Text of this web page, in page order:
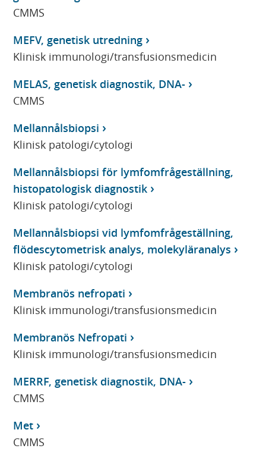
CMMS
MEFV, genetisk utredning
Klinisk immunologi/transfusionsmedicin
MELAS, genetisk diagnostik, DNA-
CMMS
Mellannålsbiopsi
Klinisk patologi/cytologi
Mellannålsbiopsi för lymfomfrågeställning,
histopatologisk diagnostik
Klinisk patologi/cytologi
Mellannålsbiopsi vid lymfomfrågeställning,
flödescytometrisk analys, molekyläranalys
Klinisk patologi/cytologi
Membranös nefropati
Klinisk immunologi/transfusionsmedicin
Membranös Nefropati
Klinisk immunologi/transfusionsmedicin
MERRF, genetisk diagnostik, DNA-
CMMS
Met
CMMS